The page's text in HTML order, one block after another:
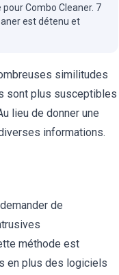
Combo Cleaner. 7
est détenu et
similitudes
sont plus susceptibles
lieu de donner une
informations.
de
méthode est
en plus des logiciels